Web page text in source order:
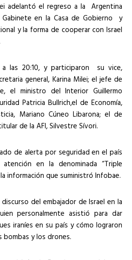
adelantó el regreso a la Argentina
en la Casa de Gobierno y
y la forma de cooperar con Israel
a las 20:10, y participaron su vice,
general, Karina Milei; el jefe de
el ministro del Interior Guillermo
Patricia Bullrich,el de Economía,
Mariano Cúneo Libarona; el de
de la AFI, Silvestre Sívori.
de alerta por seguridad en el país
en la denominada “Triple
información que suministró Infobae.
del embajador de Israel en la
personalmente asistió para dar
iraníes en su país y cómo lograron
bombas y los drones.